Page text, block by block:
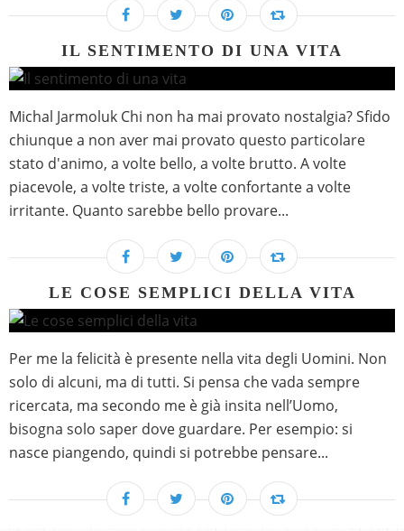
IL SENTIMENTO DI UNA VITA
Michal Jarmoluk Chi non ha mai provato nostalgia? Sfido
chiunque a non aver mai provato questo particolare
stato d'animo, a volte bello, a volte brutto. A volte
piacevole, a volte triste, a volte confortante a volte
irritante. Quanto sarebbe bello provare...
LE COSE SEMPLICI DELLA VITA
Per me la felicità è presente nella vita degli Uomini. Non
solo di alcuni, ma di tutti. Si pensa che vada sempre
ricercata, ma secondo me è già insita nell’Uomo,
bisogna solo saper dove guardare. Per esempio: si
nasce piangendo, quindi si potrebbe pensare...